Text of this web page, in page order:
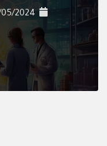
2024